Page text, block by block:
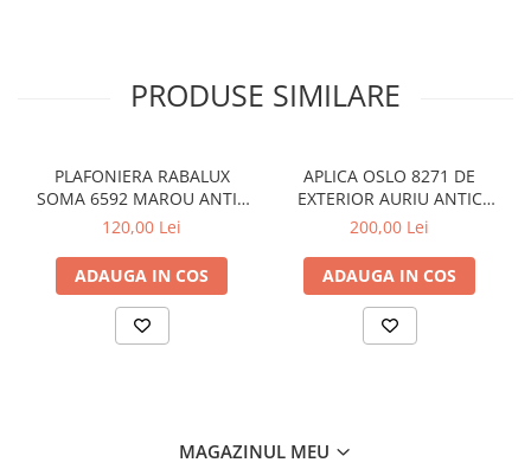
PRODUSE SIMILARE
PLAFONIERA RABALUX
SOMA 6592 MAROU ANTIC
CREM E14 2X40W 350MM
120,00 Lei
ADAUGA IN COS
APLICA OSLO 8271 DE
EXTERIOR AURIU ANTIC
TRANSPARENT E27 1X60W
200,00 Lei
ADAUGA IN COS
MAGAZINUL MEU